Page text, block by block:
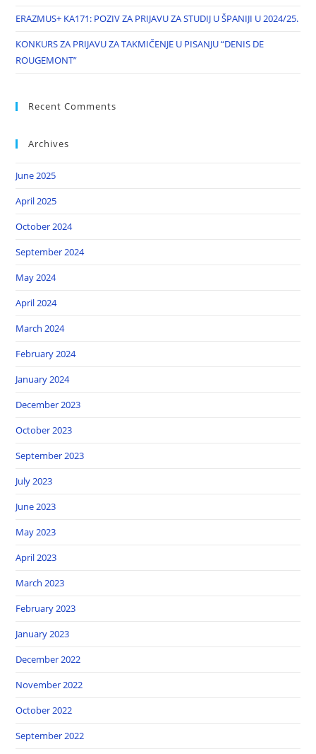
ERAZMUS+ KA171: POZIV ZA PRIJAVU ZA STUDIJ U ŠPANIJI U 2024/25.
KONKURS ZA PRIJAVU ZA TAKMIČENJE U PISANJU “DENIS DE
ROUGEMONT”
Recent Comments
Archives
June 2025
April 2025
October 2024
September 2024
May 2024
April 2024
March 2024
February 2024
January 2024
December 2023
October 2023
September 2023
July 2023
June 2023
May 2023
April 2023
March 2023
February 2023
January 2023
December 2022
November 2022
October 2022
September 2022